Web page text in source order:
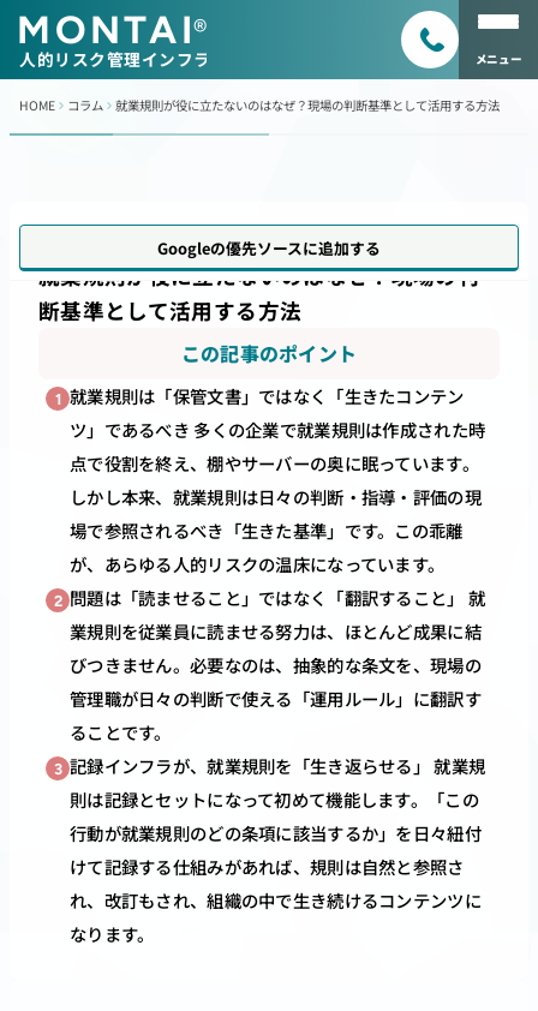
MONTAI®
人的リスク管理インフラ メニュー
HOME コラム 就業規則が役に立たないのはなぜ？現場の判断基準として活用する方法
Googleの優先ソースに追加する
2026年5月7日
就業規則が役に立たないのはなぜ？現場の判
断基準として活用する方法
この記事のポイント
1 就業規則は「保管文書」ではなく「生きたコンテン
ツ」であるべき 多くの企業で就業規則は作成された時
点で役割を終え、棚やサーバーの奥に眠っています。
しかし本来、就業規則は日々の判断・指導・評価の現
場で参照されるべき「生きた基準」です。この乖離
が、あらゆる人的リスクの温床になっています。
2 問題は「読ませること」ではなく「翻訳すること」 就
業規則を従業員に読ませる努力は、ほとんど成果に結
びつきません。必要なのは、抽象的な条文を、現場の
管理職が日々の判断で使える「運用ルール」に翻訳す
ることです。
3 記録インフラが、就業規則を「生き返らせる」 就業規
則は記録とセットになって初めて機能します。「この
行動が就業規則のどの条項に該当するか」を日々紐付
けて記録する仕組みがあれば、規則は自然と参照さ
れ、改訂もされ、組織の中で生き続けるコンテンツに
なります。